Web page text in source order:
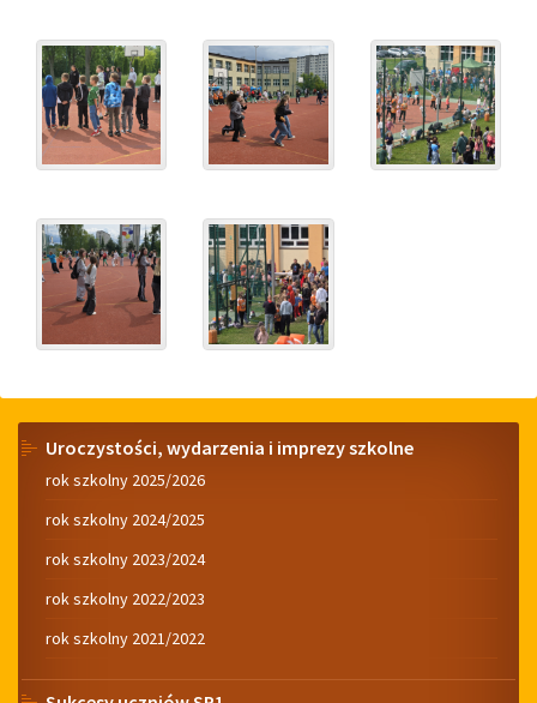
Menu
Uroczystości, wydarzenia i imprezy szkolne
rok szkolny 2025/2026
rok szkolny 2024/2025
rok szkolny 2023/2024
rok szkolny 2022/2023
rok szkolny 2021/2022